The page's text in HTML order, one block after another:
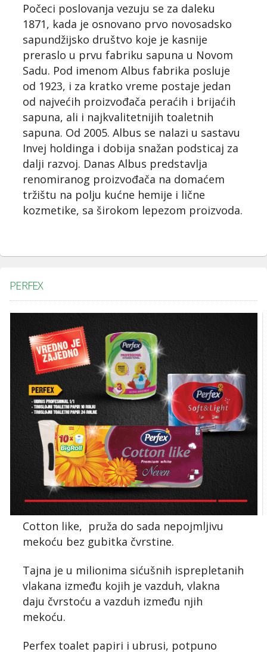
Počeci poslovanja vezuju se za daleku
1871, kada je osnovano prvo novosadsko
sapundžijsko društvo koje je kasnije
preraslo u prvu fabriku sapuna u Novom
Sadu. Pod imenom Albus fabrika posluje
od 1923, i za kratko vreme postaje jedan
od najvećih proizvođača peraćih i brijaćih
sapuna, ali i najkvalitetnijih toaletnih
sapuna. Od 2005. Albus se nalazi u sastavu
Invej holdinga i dobija snažan podsticaj za
dalji razvoj. Danas Albus predstavlja
renomiranog proizvođača na domaćem
tržištu na polju kućne hemije i lične
kozmetike, sa širokom lepezom proizvoda.
PERFEX
Cotton like, pruža do sada nepojmljivu
mekoću bez gubitka čvrstine.
Tajna je u milionima sićušnih isprepletanih
vlakana između kojih je vazduh, vlakna
daju čvrstoću a vazduh između njih
mekoću.
Perfex toalet papiri i ubrusi, potpuno